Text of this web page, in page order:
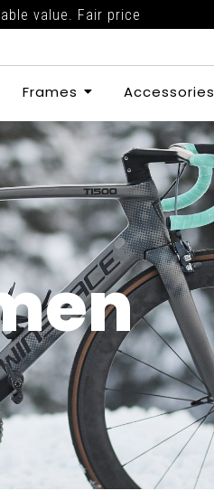
value. Fair price
Frames Accessories